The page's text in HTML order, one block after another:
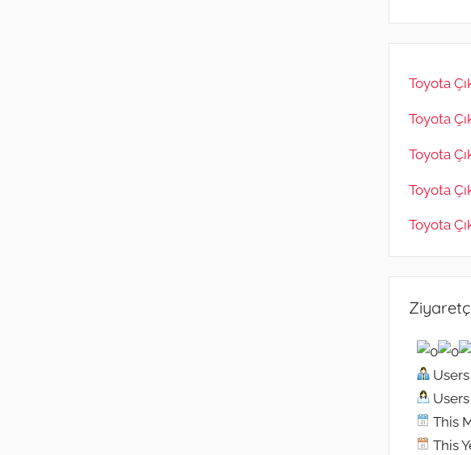
Toyota
Toyota
Toyota
Toyota
Toyota
Users
Users
This
This